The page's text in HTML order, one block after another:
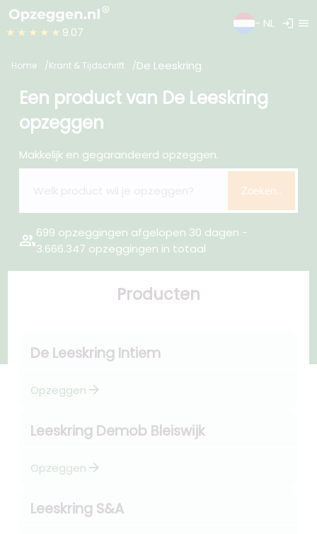
★★★★★ 9.07
- NL login menu
Home Krant & Tijdschrift De Leeskring
Een product van De Leeskring
opzeggen
Makkelijk en gegarandeerd opzeggen.
Zoeken..
group699 opzeggingen afgelopen 30 dagen -
3.666.347 opzeggingen in totaal
Producten
De Leeskring Intiem
Opzeggen arrow_forward
Leeskring Demob Bleiswijk
Opzeggen arrow_forward
Leeskring S&A